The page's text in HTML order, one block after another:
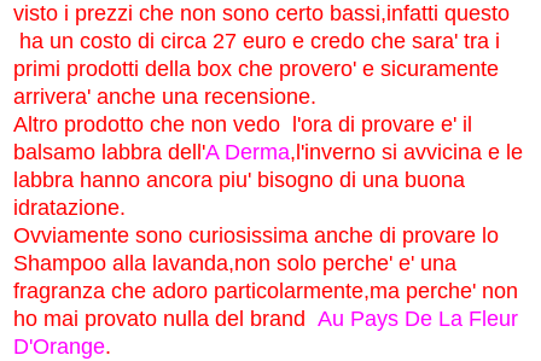
visto i prezzi che non sono certo bassi,infatti questo
ha un costo di circa 27 euro e credo che sara' tra i
primi prodotti della box che provero' e sicuramente
arrivera' anche una recensione.
Altro prodotto che non vedo l'ora di provare e' il
balsamo labbra dell'A Derma,l'inverno si avvicina e le
labbra hanno ancora piu' bisogno di una buona
idratazione.
Ovviamente sono curiosissima anche di provare lo
Shampoo alla lavanda,non solo perche' e' una
fragranza che adoro particolarmente,ma perche' non
ho mai provato nulla del brand Au Pays De La Fleur
D'Orange.